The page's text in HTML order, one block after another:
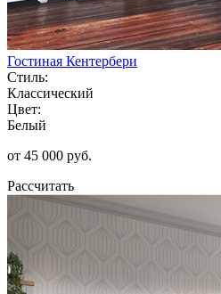
Гостиная Кентербери
Стиль:
Классический
Цвет:
Белый
от 45 000 руб.
Рассчитать